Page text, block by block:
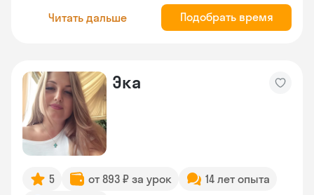
Читать дальше Подобрать время
Эка
5 от 893 ₽ за урок
14 лет опыта